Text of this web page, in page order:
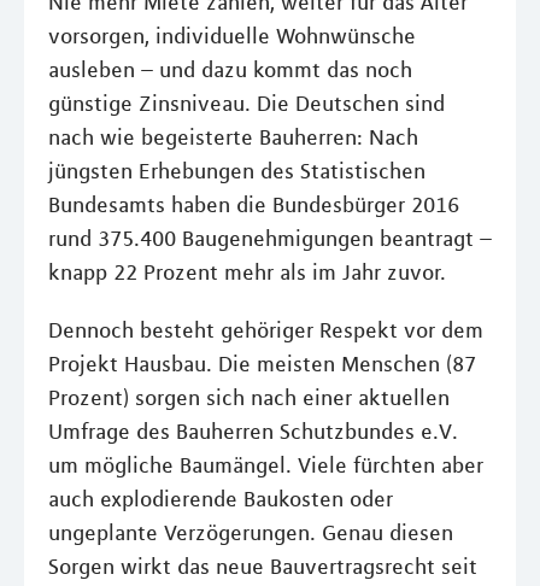
vorsorgen, individuelle Wohnwünsche
ausleben – und dazu kommt das noch
günstige Zinsniveau. Die Deutschen sind
nach wie begeisterte Bauherren: Nach
jüngsten Erhebungen des Statistischen
Bundesamts haben die Bundesbürger 2016
rund 375.400 Baugenehmigungen beantragt –
knapp 22 Prozent mehr als im Jahr zuvor.
Dennoch besteht gehöriger Respekt vor dem
Projekt Hausbau. Die meisten Menschen (87
Prozent) sorgen sich nach einer aktuellen
Umfrage des Bauherren Schutzbundes e.V.
um mögliche Baumängel. Viele fürchten aber
auch explodierende Baukosten oder
ungeplante Verzögerungen. Genau diesen
Sorgen wirkt das neue Bauvertragsrecht seit